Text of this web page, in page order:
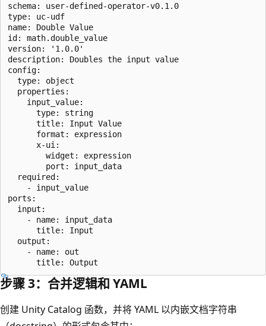
schema: user-defined-operator-v0.1.0
type: uc-udf
name: Double Value
id: math.double_value
version: '1.0.0'
description: Doubles the input value
config:
  type: object
  properties:
    input_value:
      type: string
      title: Input Value
      format: expression
      x-ui:
        widget: expression
        port: input_data
  required:
    - input_value
ports:
  input:
    - name: input_data
      title: Input
  output:
    - name: out
步骤 3：合并逻辑和 YAML
创建 Unity Catalog 函数，并将 YAML 以内嵌文档字符串